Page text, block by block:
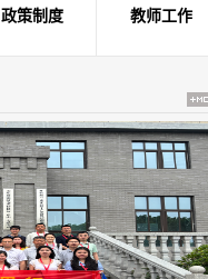
政策制度 教师工作